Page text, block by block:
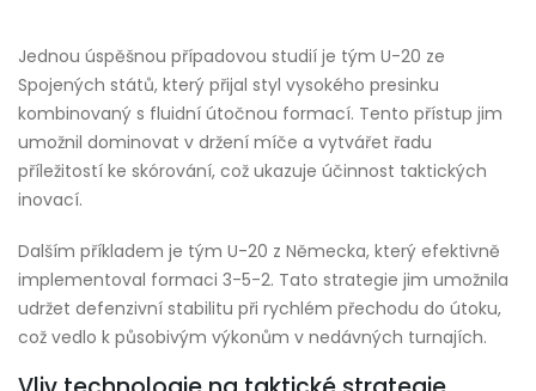
Jednou úspěšnou případovou studií je tým U-20 ze
Spojených států, který přijal styl vysokého presinku
kombinovaný s fluidní útočnou formací. Tento přístup jim
umožnil dominovat v držení míče a vytvářet řadu
příležitostí ke skórování, což ukazuje účinnost taktických
inovací.
Dalším příkladem je tým U-20 z Německa, který efektivně
implementoval formaci 3-5-2. Tato strategie jim umožnila
udržet defenzivní stabilitu při rychlém přechodu do útoku,
což vedlo k působivým výkonům v nedávných turnajích.